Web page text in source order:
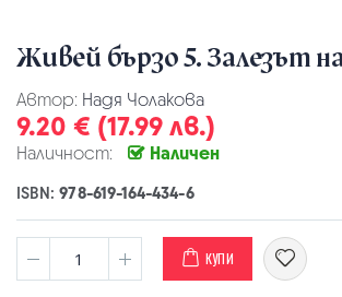
Живей бързо 5. Залезът
Автор: Надя Чолакова
9.20 € (17.99 лв.)
Наличност: Наличен
ISBN:978-619-164-434-6
КУПИ